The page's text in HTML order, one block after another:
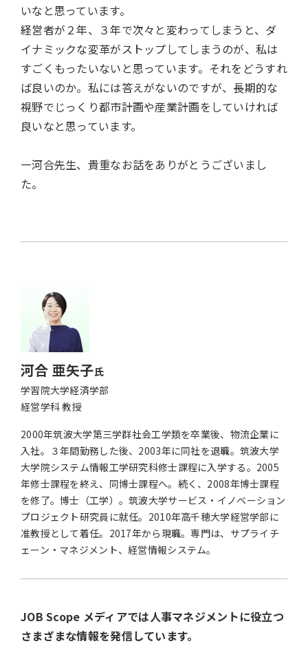
いなと思っています。
経営者が２年、３年で次々と変わってしまうと、ダ
イナミックな変革がストップしてしまうのが、私は
すごくもったいないと思っています。それをどうすれ
ば良いのか。私には答えがないのですが、長期的な
視野でじっくり都市計画や産業計画をしていければ
良いなと思っています。
―河合先生、貴重なお話をありがとうございまし
た。
河合 亜矢子氏
学習院大学経済学部
経営学科 教授
2000年筑波大学第三学群社会工学類を卒業後、物流企業に
入社。３年間勤務した後、2003年に同社を退職。筑波大学
大学院システム情報工学研究科修士課程に入学する。2005
年修士課程を終え、同博士課程へ。続く、2008年博士課程
を修了。博士（工学）。筑波大学サービス・イノベーション
プロジェクト研究員に就任。2010年高千穂大学経営学部に
准教授として着任。2017年から現職。専門は、サプライチ
ェーン・マネジメント、経営情報システム。
JOB Scope メディアでは人事マネジメントに役立つ
さまざまな情報を発信しています。